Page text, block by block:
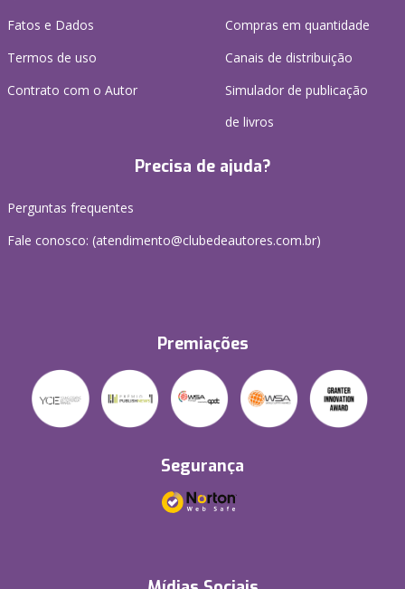
Fatos e Dados
Termos de uso
Contrato com o Autor
Compras em quantidade
Canais de distribuição
Simulador de publicação
de livros
Precisa de ajuda?
Perguntas frequentes
Fale conosco: (atendimento@clubedeautores.com.br)
Premiações
Segurança